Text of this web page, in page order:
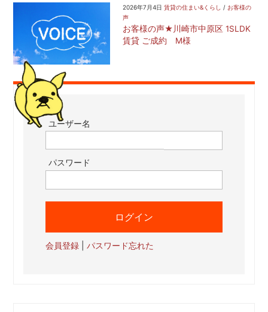
2026年7月4日 賃貸の住まい&くらし / お客様の
声
お客様の声★川崎市中原区 1SLDK
賃貸 ご成約 M様
ユーザー名
パスワード
会員登録 |パスワード忘れた